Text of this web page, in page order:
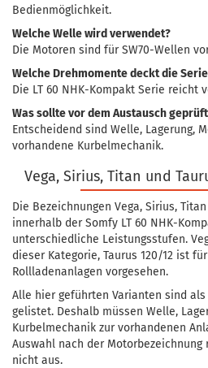
Bedienmöglichkeit.
Welche Welle wird verwendet?
Die Motoren sind für SW70-Wellen
Welche Drehmomente deckt die
Die LT 60 NHK-Kompakt Serie reicht
Was sollte vor dem Austausch
Entscheidend sind Welle, Lagerung,
vorhandene Kurbelmechanik.
Vega, Sirius, Titan und
Die Bezeichnungen Vega, Sirius,
innerhalb der Somfy LT 60 NHK-
unterschiedliche Leistungsstufen.
dieser Kategorie, Taurus 120/12 ist
Rollladenanlagen vorgesehen.
Alle hier geführten Varianten sind als
gelistet. Deshalb müssen Welle,
Kurbelmechanik zur vorhandenen
Auswahl nach der
nicht aus.